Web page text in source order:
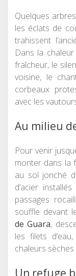
Quelques
les éclats de
trahissent
Dans la
fraîcheur, le
voisine, le
corbeaux
avec les
Au milieu
Pour venir
monter dans la
au sol jonché
d’acier
passages
souffle devant
de Guara,
les filets
chaleurs
Un refuge